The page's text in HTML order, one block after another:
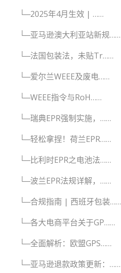
└─2025年4月生效 | ……
└─亚马逊澳大利亚站新规……
└─法国包装法，未贴Tr……
└─爱尔兰WEEE及废电……
└─WEEE指令与RoH……
└─瑞典EPR强制实施，……
└─轻松拿捏！荷兰EPR……
└─比利时EPR之电池法……
└─波兰EPR法规详解，……
└─合规指南 | 西班牙包装……
└─各大电商平台关于GP……
└─全面解析：欧盟GPS……
└─亚马逊退款政策更新：……